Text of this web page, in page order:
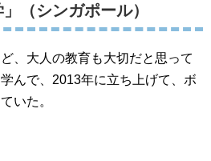
（シンガポール）
、大人の教育も大切だと思って
んで、2013年に立ち上げて、ボ
いた。